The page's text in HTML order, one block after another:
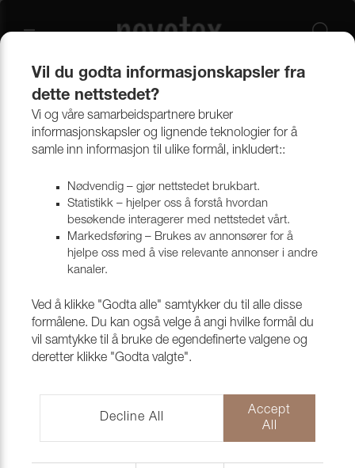
(91 results)
Velg filter
Vise Vise Vise
Vil du godta informasjonskapsler fra
dette nettstedet?
Vi og våre samarbeidspartnere bruker
informasjonskapsler og lignende teknologier for å
samle inn informasjon til ulike formål, inkludert::
Nødvendig – gjør nettstedet brukbart.
Statistikk – hjelper oss å forstå hvordan
besøkende interagerer med nettstedet vårt.
Markedsføring – Brukes av annonsører for å
hjelpe oss med å vise relevante annonser i andre
kanaler.
Ved å klikke "Godta alle" samtykker du til alle disse
formålene. Du kan også velge å angi hvilke formål du
vil samtykke til å bruke de egendefinerte valgene og
deretter klikke "Godta valgte".
Decline All
Accept
All